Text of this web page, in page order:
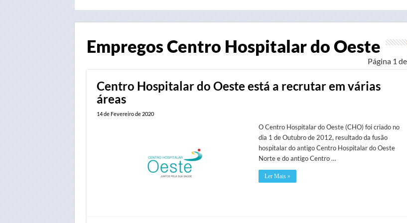
EmpregosCentro Hospitalar do Oeste
Página 1
Centro Hospitalar do Oeste está a recrutar em várias
áreas
14 de Fevereiro de 2020
O Centro Hospitalar do Oeste (CHO) foi criado no
dia 1 de Outubro de 2012, resultado da fusão
hospitalar do antigo Centro Hospitalar do Oeste
Norte e do antigo Centro …
Ler Mais »